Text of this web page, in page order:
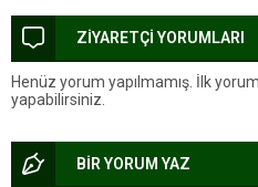
ZİYARETÇİ YORUMLARI
Henüz yorum yapılmamış. İlk
yapabilirsiniz.
BİR YORUM YAZ